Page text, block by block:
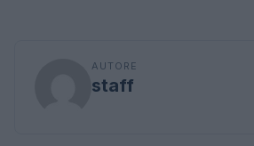
AUTORE
staff